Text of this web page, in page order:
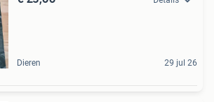
Dieren 29 jul 26